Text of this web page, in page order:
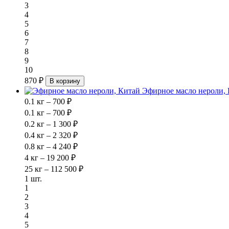
3
4
5
6
7
8
9
10
870 ₽
В корзину
Эфирное масло нероли,
0.1 кг – 700 ₽
0.1 кг – 700 ₽
0.2 кг – 1 300 ₽
0.4 кг – 2 320 ₽
0.8 кг – 4 240 ₽
4 кг – 19 200 ₽
25 кг – 112 500 ₽
1 шт.
1
2
3
4
5